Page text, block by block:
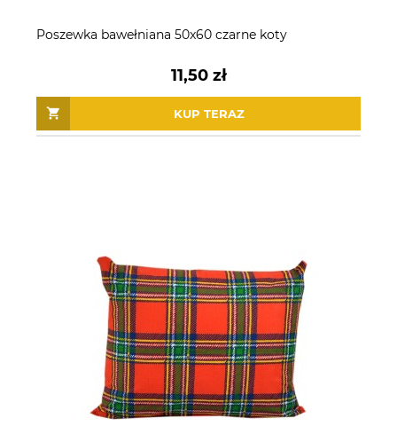
Poszewka bawełniana 50x60 czarne koty
11,50 zł
KUP TERAZ